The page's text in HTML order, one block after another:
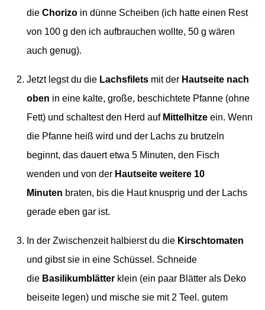
die Chorizo in dünne Scheiben (ich hatte einen Rest
von 100 g den ich aufbrauchen wollte, 50 g wären
auch genug).
Jetzt legst du die Lachsfilets mit der Hautseite nach
oben in eine kalte, große, beschichtete Pfanne (ohne
Fett) und schaltest den Herd auf Mittelhitze ein. Wenn
die Pfanne heiß wird und der Lachs zu brutzeln
beginnt, das dauert etwa 5 Minuten, den Fisch
wenden und von der Hautseite weitere 10
Minuten braten, bis die Haut knusprig und der Lachs
gerade eben gar ist.
In der Zwischenzeit halbierst du die Kirschtomaten
und gibst sie in eine Schüssel. Schneide
die Basilikumblätter klein (ein paar Blätter als Deko
beiseite legen) und mische sie mit 2 Teel. gutem